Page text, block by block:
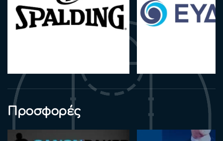
Προσφορές